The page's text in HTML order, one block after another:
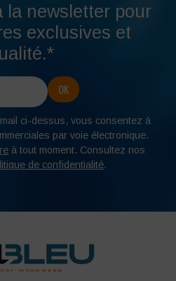
la newsletter pour
exclusives et
ci-dessus, vous consentez à
par voie électronique.
à tout moment. Consultez nos
de confidentialité.